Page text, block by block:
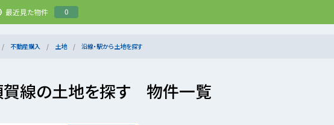
最近見た物件 0
不動産購入 土地 沿線・駅から土地を探す
線の土地を探す 物件一覧